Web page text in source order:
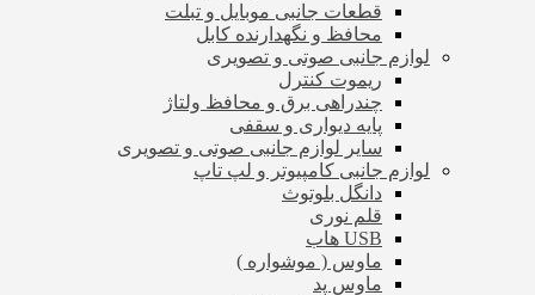
قطعات جانبی موبایل و تبلت
محافظ و نگهدارنده کابل
لوازم جانبی صوتی و تصویری
ریموت کنترل
چندراهی برق و محافظ ولتاژ
پایه دیواری و سقفی
سایر لوازم جانبی صوتی و تصویری
لوازم جانبی کامپیوتر و لپ تاپ
دانگل بلوتوث
قلم نوری
USB هاب
ماوس ( موشواره )
ماوس پد